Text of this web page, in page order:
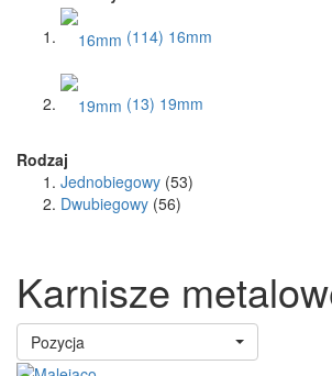
(114) 16mm
(13) 19mm
Rodzaj
Jednobiegowy (53)
Dwubiegowy (56)
Karnisze
Pozycja